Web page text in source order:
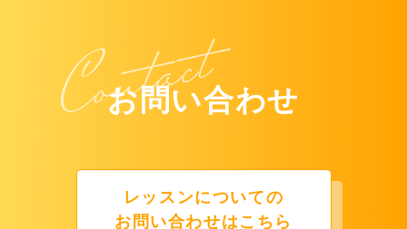
お問い合わせ
レッスンについての
お問い合わせはこちら